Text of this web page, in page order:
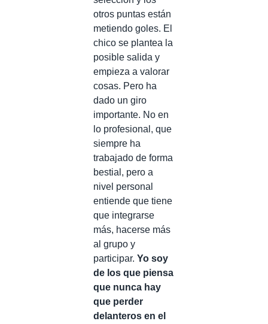
otros puntas están
metiendo goles. El
chico se plantea la
posible salida y
empieza a valorar
cosas. Pero ha
dado un giro
importante. No en
lo profesional, que
siempre ha
trabajado de forma
bestial, pero a
nivel personal
entiende que tiene
que integrarse
más, hacerse más
al grupo y
participar. Yo soy
de los que piensa
que nunca hay
que perder
delanteros en el